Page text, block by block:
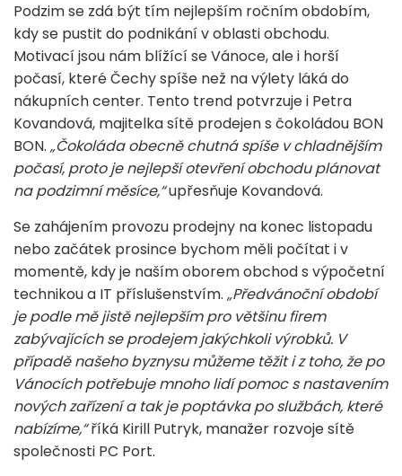
Podzim se zdá být tím nejlepším ročním obdobím,
kdy se pustit do podnikání v oblasti obchodu.
Motivací jsou nám blížící se Vánoce, ale i horší
počasí, které Čechy spíše než na výlety láká do
nákupních center. Tento trend potvrzuje i Petra
Kovandová, majitelka sítě prodejen s čokoládou BON
BON. „Čokoláda obecně chutná spíše v chladnějším
počasí, proto je nejlepší otevření obchodu plánovat
na podzimní měsíce,“upřesňuje Kovandová.
Se zahájením provozu prodejny na konec listopadu
nebo začátek prosince bychom měli počítat i v
momentě, kdy je naším oborem obchod s výpočetní
technikou a IT příslušenstvím. „Předvánoční období
je podle mě jistě nejlepším pro většinu firem
zabývajících se prodejem jakýchkoli výrobků. V
případě našeho byznysu můžeme těžit i z toho, že po
Vánocích potřebuje mnoho lidí pomoc s nastavením
nových zařízení a tak je poptávka po službách, které
nabízíme,“říká Kirill Putryk, manažer rozvoje sítě
společnosti PC Port.